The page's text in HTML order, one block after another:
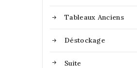
Tableaux Anciens
Déstockage
Suite